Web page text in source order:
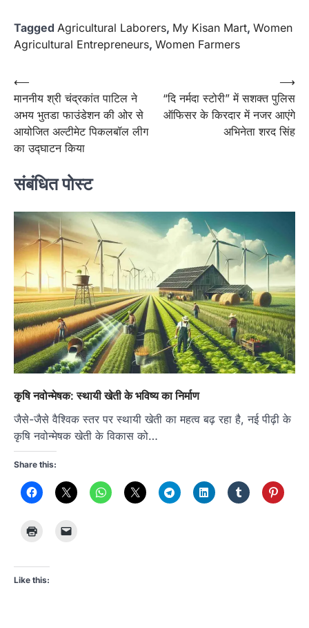
Tagged Agricultural Laborers, My Kisan Mart, Women
Agricultural Entrepreneurs, Women Farmers
Post
navigation
⟵
माननीय श्री चंद्रकांत पाटिल ने
अभय भुतडा फाउंडेशन की ओर से
आयोजित अल्टीमेट पिकलबॉल लीग
का उद्घाटन किया
“दि नर्मदा स्टोरी” में सशक्त पुलिस
ऑफिसर के किरदार में नजर आएंगे
अभिनेता शरद सिंह
⟶
संबंधित पोस्ट
कृषि नवोन्मेषक: स्थायी खेती के भविष्य का निर्माण
जैसे-जैसे वैश्विक स्तर पर स्थायी खेती का महत्व बढ़ रहा है, नई पीढ़ी के
कृषि नवोन्मेषक खेती के विकास को…
Share this:
Like this: